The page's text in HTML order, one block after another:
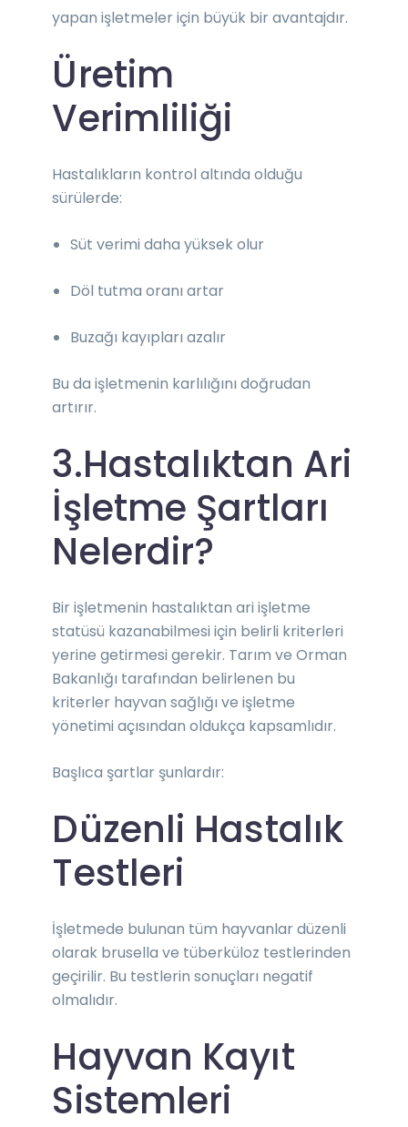
yapan işletmeler için büyük bir avantajdır.
Üretim
Verimliliği
Hastalıkların kontrol altında olduğu
sürülerde:
Süt verimi daha yüksek olur
Döl tutma oranı artar
Buzağı kayıpları azalır
Bu da işletmenin karlılığını doğrudan
artırır.
3.Hastalıktan Ari
İşletme Şartları
Nelerdir?
Bir işletmenin hastalıktan ari işletme
statüsü kazanabilmesi için belirli kriterleri
yerine getirmesi gerekir. Tarım ve Orman
Bakanlığı tarafından belirlenen bu
kriterler hayvan sağlığı ve işletme
yönetimi açısından oldukça kapsamlıdır.
Başlıca şartlar şunlardır:
Düzenli Hastalık
Testleri
İşletmede bulunan tüm hayvanlar düzenli
olarak brusella ve tüberküloz testlerinden
geçirilir. Bu testlerin sonuçları negatif
olmalıdır.
Hayvan Kayıt
Sistemleri